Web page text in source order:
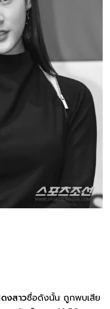
งสาวชื่อดังนั้น ถูกพบเสีย